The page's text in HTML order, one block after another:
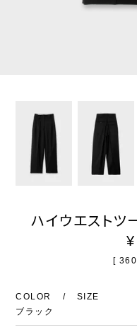
ハイウエストツ
¥
[ 360
COLOR
SIZE
ブラック